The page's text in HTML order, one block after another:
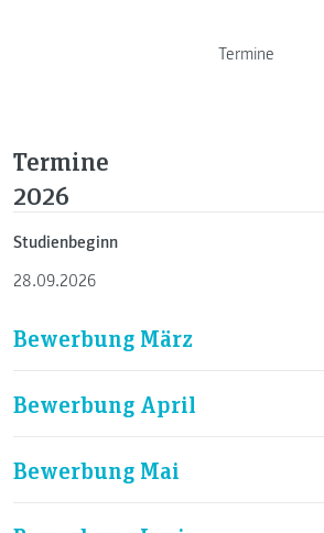
Termine
Termine
2026
Studienbeginn
28.09.2026
Bewerbung März
Bewerbung April
Bewerbung Mai